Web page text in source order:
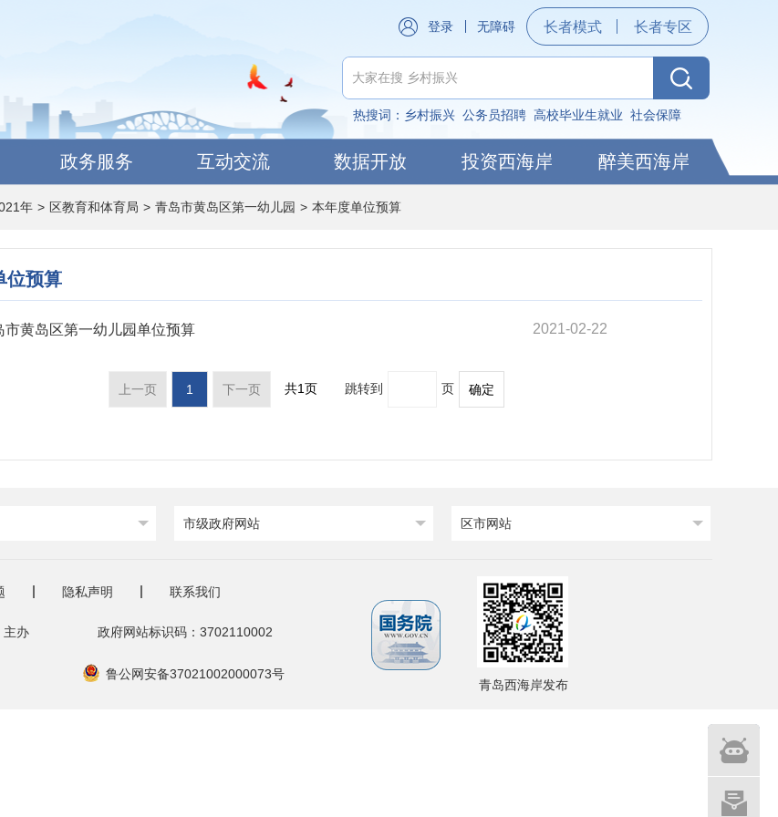
登录 无障碍 长者模式 长者专区
热搜词： 乡村振兴 公务员招聘 高校毕业生就业 社会保障
政务服务 互动交流 数据开放 投资西海岸 醉美西海岸
年 > 区教育和体育局 > 青岛市黄岛区第一幼儿园 > 本年度单位预算
位预算
市黄岛区第一幼儿园单位预算 2021-02-22
上一页 1 下一页 共1页 跳转到 页 确定
市级政府网站 区市网站
隐私声明 联系我们
主办 政府网站标识码：3702110002
鲁公网安备37021002000073号
青岛西海岸发布
智能
问答
网站建设
意见征集